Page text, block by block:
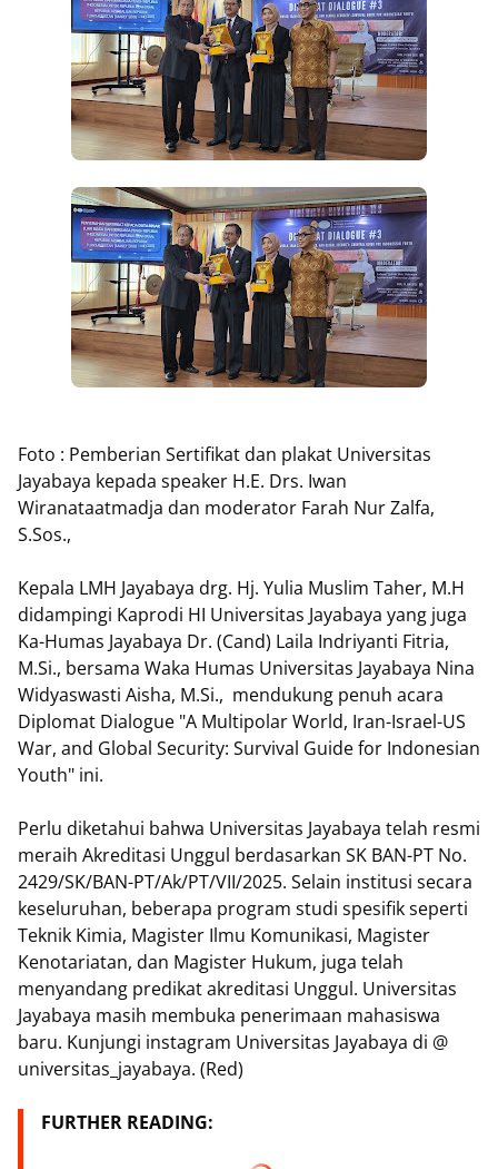
Foto : Pemberian Sertifikat dan plakat Universitas
Jayabaya kepada speaker H.E. Drs. Iwan
Wiranataatmadja dan moderator Farah Nur Zalfa,
S.Sos.,
Kepala LMH Jayabaya drg. Hj. Yulia Muslim Taher, M.H
didampingi Kaprodi HI Universitas Jayabaya yang juga
Ka-Humas Jayabaya Dr. (Cand) Laila Indriyanti Fitria,
M.Si., bersama Waka Humas Universitas Jayabaya Nina
Widyaswasti Aisha, M.Si., mendukung penuh acara
Diplomat Dialogue "A Multipolar World, Iran-Israel-US
War, and Global Security: Survival Guide for Indonesian
Youth" ini.
Perlu diketahui bahwa Universitas Jayabaya telah resmi
meraih Akreditasi Unggul berdasarkan SK BAN-PT No.
2429/SK/BAN-PT/Ak/PT/VII/2025. Selain institusi secara
keseluruhan, beberapa program studi spesifik seperti
Teknik Kimia, Magister Ilmu Komunikasi, Magister
Kenotariatan, dan Magister Hukum, juga telah
menyandang predikat akreditasi Unggul. Universitas
Jayabaya masih membuka penerimaan mahasiswa
baru. Kunjungi instagram Universitas Jayabaya di @
universitas_jayabaya. (Red)
FURTHER READING: